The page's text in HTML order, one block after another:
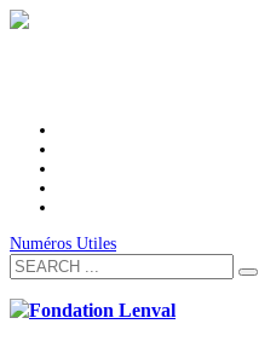
Numéros Utiles